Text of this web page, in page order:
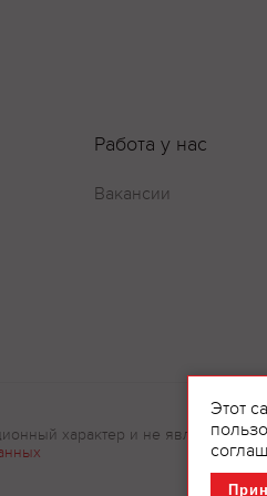
Работа у нас
Вакансии
характер и не являются
Этот